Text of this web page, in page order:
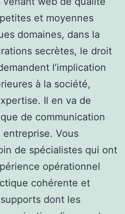
et moyennes
domaines, dans la
secrètes, le droit
l’implication
à la société,
Il en va de
de communication
Vous
de spécialistes qui ont
opérationnel
cohérente et
dont les